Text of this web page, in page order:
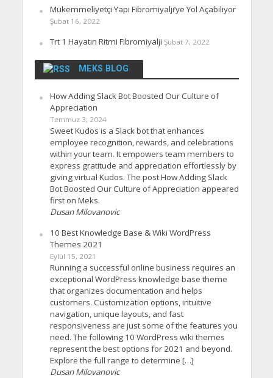
Mükemmeliyetçi Yapı Fibromiyalji’ye Yol Açabiliyor
Şubat 16, 2022
Trt 1 Hayatın Ritmi Fibromiyalji Şubat 7, 2022
MEKS BLOG
How Adding Slack Bot Boosted Our Culture of
Appreciation
Temmuz 3, 2024
Sweet Kudos is a Slack bot that enhances
employee recognition, rewards, and celebrations
within your team. It empowers team members to
express gratitude and appreciation effortlessly by
giving virtual Kudos. The post How Adding Slack
Bot Boosted Our Culture of Appreciation appeared
first on Meks.
Dusan Milovanovic
10 Best Knowledge Base & Wiki WordPress
Themes 2021
Eylül 15, 2021
Running a successful online business requires an
exceptional WordPress knowledge base theme
that organizes documentation and helps
customers. Customization options, intuitive
navigation, unique layouts, and fast
responsiveness are just some of the features you
need. The following 10 WordPress wiki themes
represent the best options for 2021 and beyond.
Explore the full range to determine […]
Dusan Milovanovic